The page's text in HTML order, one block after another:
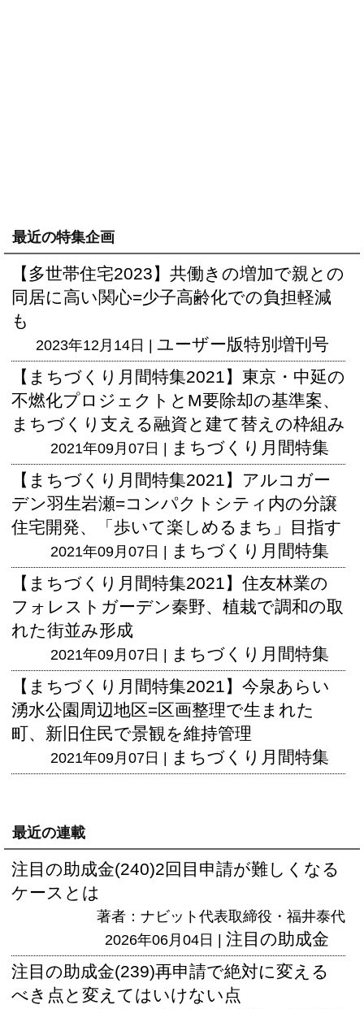
最近の特集企画
【多世帯住宅2023】共働きの増加で親との
同居に高い関心=少子高齢化での負担軽減
も
2023年12月14日 | ユーザー版特別増刊号
【まちづくり月間特集2021】東京・中延の
不燃化プロジェクトとM要除却の基準案、
まちづくり支える融資と建て替えの枠組み
2021年09月07日 | まちづくり月間特集
【まちづくり月間特集2021】アルコガー
デン羽生岩瀬=コンパクトシティ内の分譲
住宅開発、「歩いて楽しめるまち」目指す
2021年09月07日 | まちづくり月間特集
【まちづくり月間特集2021】住友林業の
フォレストガーデン秦野、植栽で調和の取
れた街並み形成
2021年09月07日 | まちづくり月間特集
【まちづくり月間特集2021】今泉あらい
湧水公園周辺地区=区画整理で生まれた
町、新旧住民で景観を維持管理
2021年09月07日 | まちづくり月間特集
最近の連載
注目の助成金(240)2回目申請が難しくなる
ケースとは
著者：ナビット代表取締役・福井泰代
2026年06月04日 | 注目の助成金
注目の助成金(239)再申請で絶対に変える
べき点と変えてはいけない点